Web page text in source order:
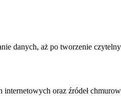
danych, aż po tworzenie
oraz źródeł